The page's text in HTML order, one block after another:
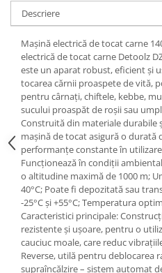
Tractoraș de tuns gazonul
Zootehnie
Incubatoare, oparitoare si
deplumatoare
Echipamente pentru animale
Aparate de tuns animale
Piese si accesorii aparate de
animale
Tarcuri animale
Semanatori
Masini batut stalpi si accesorii
Roabe & accesorii
Casute gradina si cutii
Mobilier gradina
Descriere
Mașină electrică de tocat carne
electrică de tocat carne Detoolz
este un aparat robust, eficient și
tocarea cărnii proaspete de vită,
pentru cârnați, chiftele, kebbe,
sucului proaspăt de roșii sau
Construită din materiale durabile
mașină de tocat asigură o durată
performanțe constante în
Funcționează în condiții
o altitudine maximă de 1000 m;
40°C; Poate fi depozitată sau
-25°C și +55°C; Temperatura
Caracteristici principale:
rezistente și ușoare, pentru o
cauciuc moale, care reduc
Reverse, utilă pentru deblocarea
supraîncălzire – sistem automat